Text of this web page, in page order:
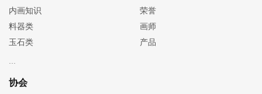
内画知识
料器类
玉石类
荣誉
画师
产品
协会